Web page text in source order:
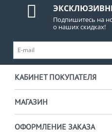
Подпишитесь на
о наших скидках!
КАБИНЕТ ПОКУПАТЕЛЯ
МАГАЗИН
ОФОРМЛЕНИЕ ЗАКАЗА